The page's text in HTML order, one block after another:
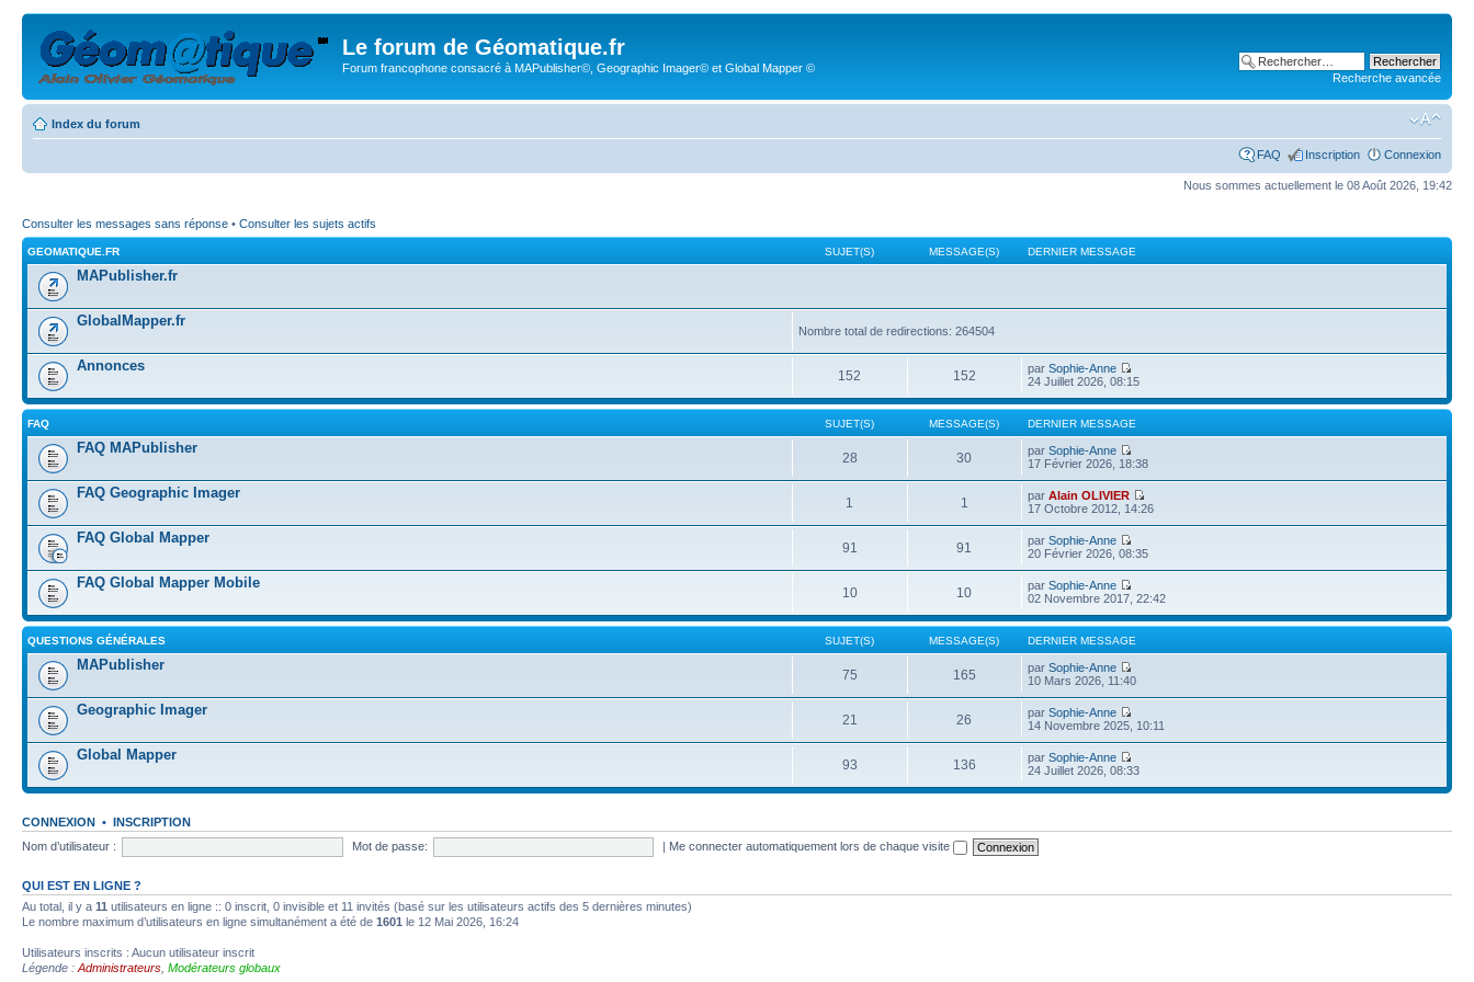
Le forum de Géomatique.fr
Forum francophone consacré à MAPublisher©, Geographic Imager© et Global Mapper ©
Recherche avancée
Index du forum
FAQ Inscription Connexion
Nous sommes actuellement le 08 Août 2026, 19:42
Consulter les messages sans réponse • Consulter les sujets actifs
GEOMATIQUE.FR SUJET(S) MESSAGE(S) DERNIER MESSAGE
MAPublisher.fr
GlobalMapper.fr
Nombre total de redirections: 264504
Annonces
152 152 parSophie-Anne
24 Juillet 2026, 08:15
FAQ SUJET(S) MESSAGE(S) DERNIER MESSAGE
FAQ MAPublisher
28 30 parSophie-Anne
17 Février 2026, 18:38
FAQ Geographic Imager
1 1 parAlain OLIVIER
17 Octobre 2012, 14:26
FAQ Global Mapper
91 91 parSophie-Anne
20 Février 2026, 08:35
FAQ Global Mapper Mobile
10 10 parSophie-Anne
02 Novembre 2017, 22:42
QUESTIONS GÉNÉRALES SUJET(S) MESSAGE(S) DERNIER MESSAGE
MAPublisher
75 165 parSophie-Anne
10 Mars 2026, 11:40
Geographic Imager
21 26 parSophie-Anne
14 Novembre 2025, 10:11
Global Mapper
93 136 parSophie-Anne
24 Juillet 2026, 08:33
CONNEXION • INSCRIPTION
Nom d’utilisateur :
Mot de passe: | Me connecter automatiquement lors de chaque visite
QUI EST EN LIGNE ?
Au total, il y a 11 utilisateurs en ligne :: 0 inscrit, 0 invisible et 11 invités (basé sur les utilisateurs actifs des 5 dernières minutes)
Le nombre maximum d’utilisateurs en ligne simultanément a été de 1601 le 12 Mai 2026, 16:24
Utilisateurs inscrits : Aucun utilisateur inscrit
Légende : Administrateurs Modérateurs globaux